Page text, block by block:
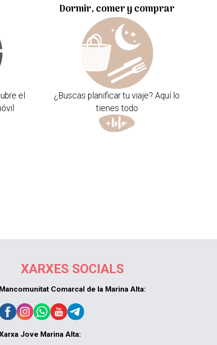
el
Dormir, comer y comprar
¿Buscas planificar tu viaje? Aquí lo
tienes todo
XARXES SOCIALS
Mancomunitat Comarcal de la Marina Alta:
Jove Marina Alta: